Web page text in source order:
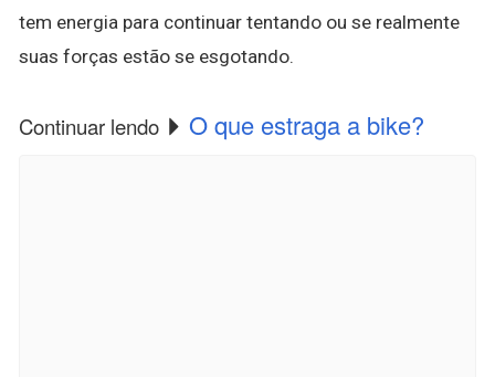
tem energia para continuar tentando ou se realmente
suas forças estão se esgotando.
Continuar lendo O que estraga a bike?